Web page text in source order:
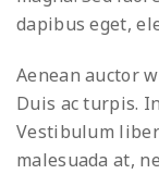
dapibus eget,
Aenean auctor
Duis ac turpis.
Vestibulum
malesuada at,